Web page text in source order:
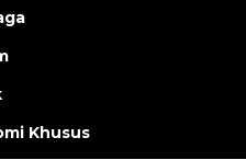
Khusus